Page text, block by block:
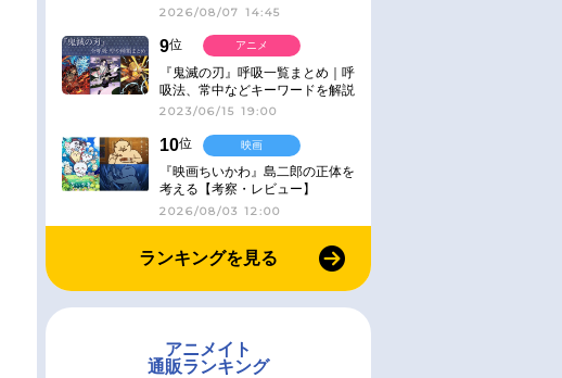
2026/08/07 14:45
9位
『鬼滅の刃』呼吸一覧まとめ｜呼
吸法、常中などキーワードを解説
2023/06/15 19:00
アニメ
10位
『映画ちいかわ』島二郎の正体を
考える【考察・レビュー】
2026/08/03 12:00
映画
ランキングを見る
アニメイト
通販ランキング